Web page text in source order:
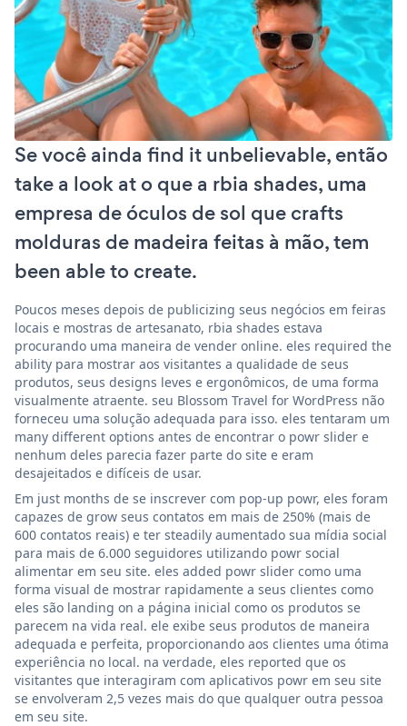
Se você ainda find it unbelievable, então
take a look at o que a rbia shades, uma
empresa de óculos de sol que crafts
molduras de madeira feitas à mão, tem
been able to create.
Poucos meses depois de publicizing seus negócios em feiras
locais e mostras de artesanato, rbia shades estava
procurando uma maneira de vender online. eles required the
ability para mostrar aos visitantes a qualidade de seus
produtos, seus designs leves e ergonômicos, de uma forma
visualmente atraente. seu Blossom Travel for WordPress não
forneceu uma solução adequada para isso. eles tentaram um
many different options antes de encontrar o powr slider e
nenhum deles parecia fazer parte do site e eram
desajeitados e difíceis de usar.
Em just months de se inscrever com pop-up powr, eles foram
capazes de grow seus contatos em mais de 250% (mais de
600 contatos reais) e ter steadily aumentado sua mídia social
para mais de 6.000 seguidores utilizando powr social
alimentar em seu site. eles added powr slider como uma
forma visual de mostrar rapidamente a seus clientes como
eles são landing on a página inicial como os produtos se
parecem na vida real. ele exibe seus produtos de maneira
adequada e perfeita, proporcionando aos clientes uma ótima
experiência no local. na verdade, eles reported que os
visitantes que interagiram com aplicativos powr em seu site
se envolveram 2,5 vezes mais do que qualquer outra pessoa
em seu site.